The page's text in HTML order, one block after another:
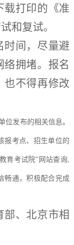
载打印的《准
和复试。
时间，尽量避
络拥堵。报名
也不得再修改
位发布的相关信息。
报考点、招生单位的
育考试院”网站查询,
畅通，积极配合完成
部、北京市相